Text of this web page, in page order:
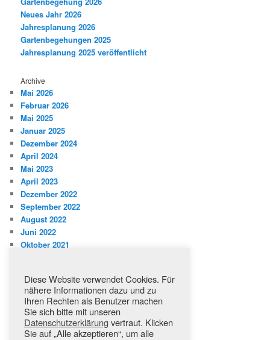
Neues Jahr 2026
Jahresplanung 2026
Gartenbegehungen 2025
Jahresplanung 2025 veröffentlicht
Archive
Mai 2026
Februar 2026
Mai 2025
Januar 2025
Dezember 2024
April 2024
Mai 2023
April 2023
Dezember 2022
September 2022
August 2022
Juni 2022
Oktober 2021
Aktuelles
Jahresplanung
Mitteilungen
Regeln
Veranstaltungen
Diese Website verwendet Cookies. Für
nähere Informationen dazu und zu
Ihren Rechten als Benutzer machen
Sie sich bitte mit unseren
Datenschutzerklärungvertraut. Klicken
Sie auf „Alle akzeptieren“, um alle